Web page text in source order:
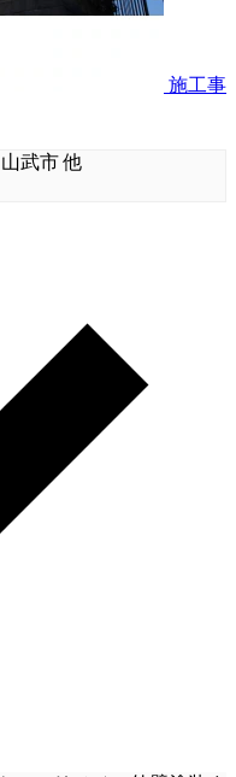
施工事
武市 他